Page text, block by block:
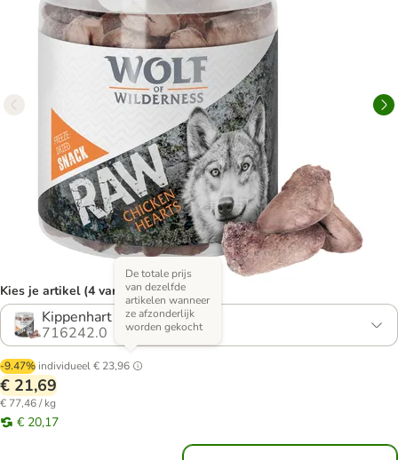
Kies je artikel (4 varianten)
Kippenhart (280 g)
716242.0
-9.47% individueel€ 23,96
De totale prijs
van dezelfde
artikelen wanneer
ze afzonderlijk
worden gekocht
€ 21,69
€ 77,46 / kg
€ 20,17